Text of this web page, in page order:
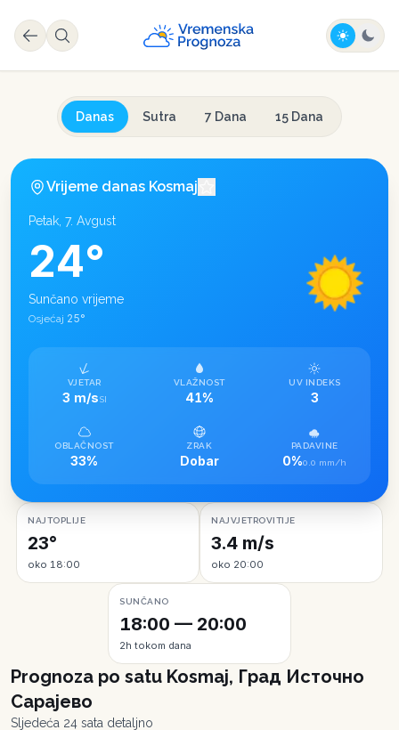
Danas Sutra 7 Dana 15 Dana
Vrijeme danas Kosmaj
Petak, 7. Avgust
24°
Sunčano vrijeme
Osjećaj 25°
VJETAR
3 m/sSI
VLAŽNOST
41%
UV INDEKS
3
OBLAČNOST
33%
ZRAK
Dobar
PADAVINE
0%0.0 mm/h
NAJTOPLIJE
23°
oko 18:00
NAJVJETROVITIJE
3.4 m/s
oko 20:00
SUNČANO
18:00 — 20:00
2h tokom dana
Prognoza po satu Kosmaj, Град Источно
Сарајево
Sljedeća 24 sata detaljno